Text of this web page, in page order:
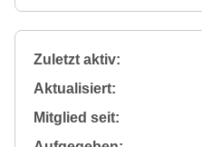
Zuletzt aktiv:
Aktualisiert:
Mitglied seit: